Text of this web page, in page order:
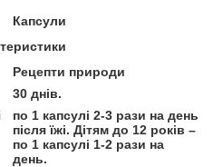
Капсули
Рецепти природи
30 днів.
по 1 капсулі 2-3 рази на день
після їжі. Дітям до 12 років –
по 1 капсулі 1-2 рази на
день.